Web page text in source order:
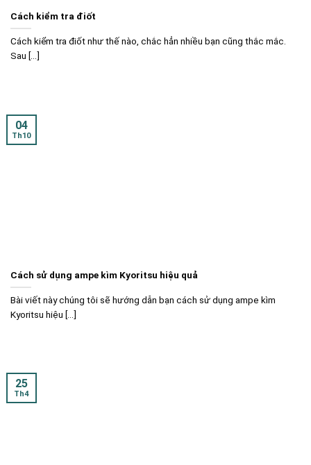
Cách kiểm tra điốt
Cách kiểm tra điốt như thế nào, chắc hẳn nhiều bạn cũng thắc mắc.
Sau [...]
Cách sử dụng ampe kìm Kyoritsu hiệu quả
Bài viết này chúng tôi sẽ hướng dẫn bạn cách sử dụng ampe kìm
Kyoritsu hiệu [...]
04
Th10
25
Th4